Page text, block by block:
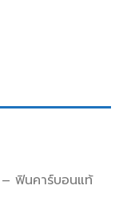
– ฟินคาร์บอนแท้